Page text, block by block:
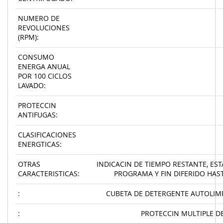
NUMERO DE
REVOLUCIONES
(RPM):
CONSUMO
ENERGA ANUAL
POR 100 CICLOS
LAVADO:
PROTECCIN
ANTIFUGAS:
CLASIFICACIONES
ENERGTICAS:
OTRAS
CARACTERISTICAS:
INDICACIN DE TIEMPO RESTANTE,
PROGRAMA Y FIN DIFERIDO
: CUBETA DE DETERGENTE
: PROTECCIN MULTIPLE